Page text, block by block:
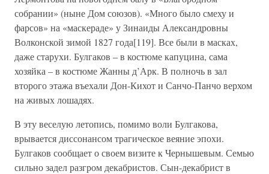
собрании» (ныне Дом союзов). «Много было смеху и
фарсов» на «маскераде» у Зинаиды Александровны
Волконской зимой 1827 года[119]. Все были в масках,
даже старухи. Булгаков – в костюме капуцина, сама
хозяйка – в костюме Жанны д’Арк. В полночь в зал
второго этажа въехали Дон-Кихот и Санчо-Панчо верхом
на живых лошадях.
В эту веселую летопись, помимо воли Булгакова,
врывается диссонансом трагическое веяние эпохи.
Булгаков сообщает о своем визите к Чернышевым. Семью
сильно задел разгром декабристов. Сын-декабрист в